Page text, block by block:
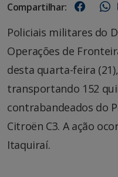
Compartilhar:
Policiais militares do
Operações de
desta quarta-feira
transportando 152
contrabandeados do
Citroën C3. A ação
Itaquiraí.